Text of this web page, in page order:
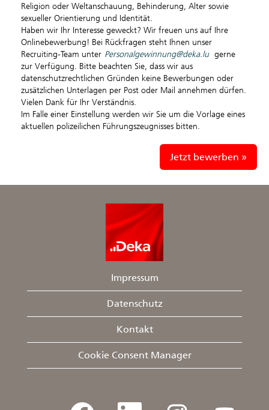
Religion oder Weltanschauung, Behinderung, Alter sowie
sexueller Orientierung und Identität.
Haben wir Ihr Interesse geweckt? Wir freuen uns auf Ihre
Onlinebewerbung! Bei Rückfragen steht Ihnen unser
Recruiting-Team unter Personalgewinnung@deka.lu gerne
zur Verfügung. Bitte beachten Sie, dass wir aus
datenschutzrechtlichen Gründen keine Bewerbungen oder
zusätzlichen Unterlagen per Post oder Mail annehmen dürfen.
Vielen Dank für Ihr Verständnis.
Im Falle einer Einstellung werden wir Sie um die Vorlage eines
aktuellen polizeilichen Führungszeugnisses bitten.
Jetzt bewerben »
Impressum
Datenschutz
Kontakt
Cookie Consent Manager
W
W
W